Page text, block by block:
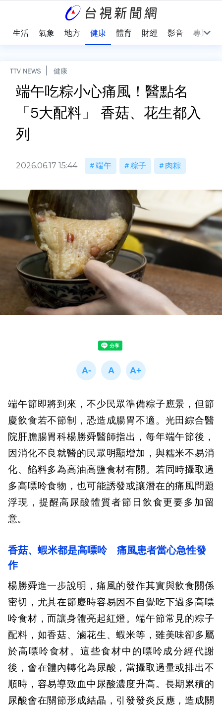
生活 氣象 地方 健康 體育 財經 影音 專題
TTV NEWS 健康
端午吃粽小心痛風！醫點名
「5大配料」 香菇、花生都入
列
2026.06.17 15:44 端午 粽子 肉粽
端午節即將到來，不少民眾準備粽子應景，但節
慶飲食若不節制，恐造成腸胃不適。光田綜合醫
院肝膽腸胃科楊勝舜醫師指出，每年端午節後，
因消化不良就醫的民眾明顯增加，與糯米不易消
化、餡料多為高油高鹽食材有關。若同時攝取過
多高嘌呤食物，也可能誘發或讓潛在的痛風問題
浮現，提醒高尿酸體質者節日飲食更要多加留
意。
香菇、蝦米都是高嘌呤 痛風患者當心急性發
作
楊勝舜進一步說明，痛風的發作其實與飲食關係
密切，尤其在節慶時容易因不自覺吃下過多高嘌
呤食材，而讓身體亮起紅燈。端午節常見的粽子
配料，如香菇、滷花生、蝦米等，雖美味卻多屬
於高嘌呤食材。這些食材中的嘌呤成分經代謝
後，會在體內轉化為尿酸，當攝取過量或排出不
順時，容易導致血中尿酸濃度升高。長期累積的
尿酸會在關節形成結晶，引發發炎反應，造成關